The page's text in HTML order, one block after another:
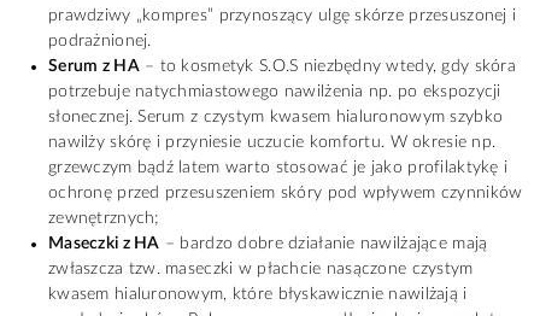
prawdziwy „kompres” przynoszący ulgę skórze przesuszonej i
podrażnionej.
Serum z HA – to kosmetyk S.O.S niezbędny wtedy, gdy skóra
potrzebuje natychmiastowego nawilżenia np. po ekspozycji
słonecznej. Serum z czystym kwasem hialuronowym szybko
nawilży skórę i przyniesie uczucie komfortu. W okresie np.
grzewczym bądź latem warto stosować je jako profilaktykę i
ochronę przed przesuszeniem skóry pod wpływem czynników
zewnętrznych;
Maseczki z HA – bardzo dobre działanie nawilżające mają
zwłaszcza tzw. maseczki w płachcie nasączone czystym
kwasem hialuronowym, które błyskawicznie nawilżają i